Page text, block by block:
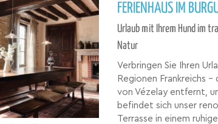
FERIENHAUS IM
Urlaub mit Ihrem Hund im
Natur
Verbringen Sie Ihren
Regionen Frankreichs -
von Vézelay entfernt,
befindet sich unser
Terrasse in einem